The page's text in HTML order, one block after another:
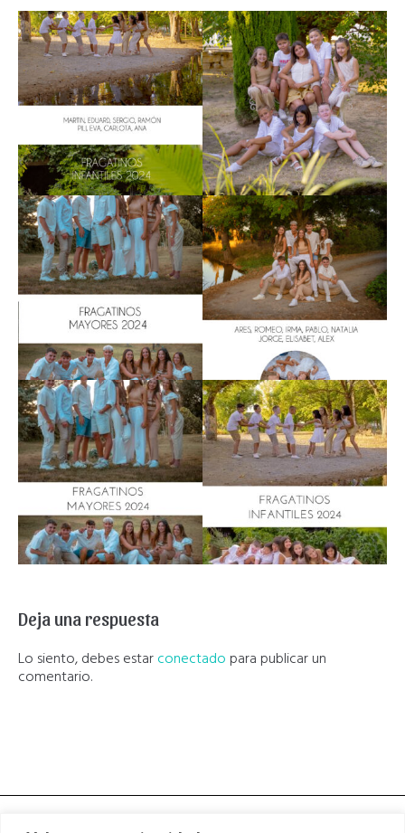
Deja una respuesta
Lo siento, debes estarconectado para publicar un
comentario.